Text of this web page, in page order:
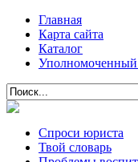
Главная
Карта сайта
Каталог
Уполномоченный
Спроси юриста
Твой словарь